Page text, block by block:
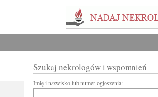
Szukaj nekrologów i wspomnień
Imię i nazwisko lub numer ogłoszenia: